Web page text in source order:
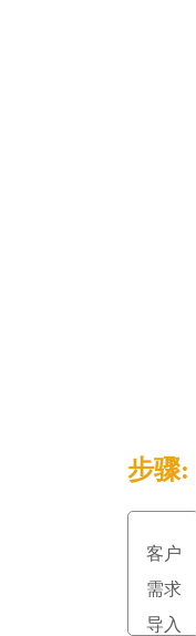
步骤:
客户
需求
导入